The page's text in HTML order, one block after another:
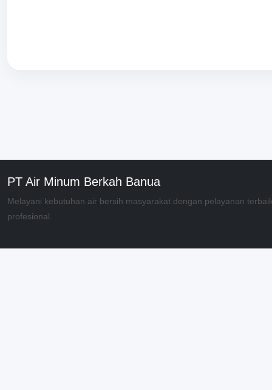
PT Air Minum Berkah Banua
Melayani kebutuhan air bersih masyarakat dengan pelayanan
profesional.